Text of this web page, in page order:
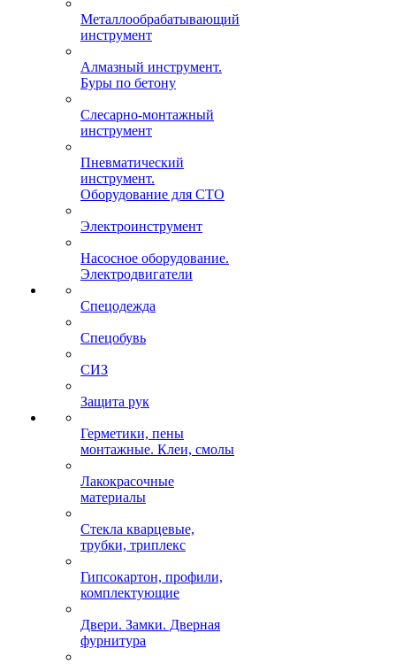
Металлообрабатывающий
инструмент
Алмазный инструмент.
Буры по бетону
Слесарно-монтажный
инструмент
Пневматический
инструмент.
Оборудование для СТО
Электроинструмент
Насосное оборудование.
Электродвигатели
Спецодежда
Спецобувь
СИЗ
Защита рук
Герметики, пены
монтажные. Клеи, смолы
Лакокрасочные
материалы
Стекла кварцевые,
трубки, триплекс
Гипсокартон, профили,
комплектующие
Двери. Замки. Дверная
фурнитура